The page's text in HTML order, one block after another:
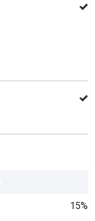
15%